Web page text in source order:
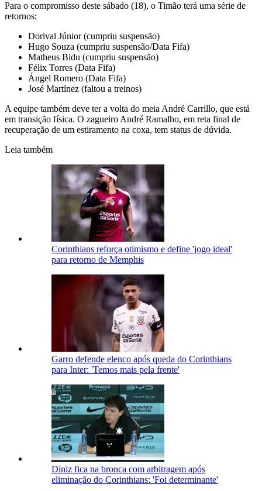
Para o compromisso deste sábado (18), o Timão terá uma série de
retornos:
Dorival Júnior (cumpriu suspensão)
Hugo Souza (cumpriu suspensão/Data Fifa)
Matheus Bidu (cumpriu suspensão)
Félix Torres (Data Fifa)
Ángel Romero (Data Fifa)
José Martínez (faltou a treinos)
A equipe também deve ter a volta do meia André Carrillo, que está
em transição física. O zagueiro André Ramalho, em reta final de
recuperação de um estiramento na coxa, tem status de dúvida.
Leia também
Corinthians reforça otimismo e define 'jogo ideal'
para retorno de Memphis
Garro defende elenco após queda do Corinthians
para Inter: 'Temos mais pela frente'
Diniz fica na bronca com arbitragem após
eliminação do Corinthians: 'Foi determinante'